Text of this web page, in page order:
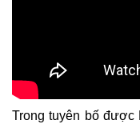
Trong tuyên bố được